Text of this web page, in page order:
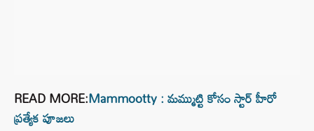
READ MORE:Mammootty : మమ్ముట్టి కోసం స్టార్ హీరో
ప్రత్యేక పూజలు